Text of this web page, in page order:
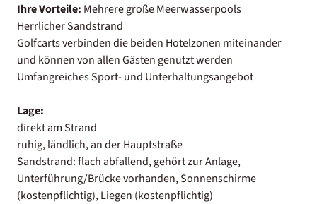
Ihre Vorteile: Mehrere große Meerwasserpools
Herrlicher Sandstrand
Golfcarts verbinden die beiden Hotelzonen miteinander
und können von allen Gästen genutzt werden
Umfangreiches Sport- und Unterhaltungsangebot
Lage:
direkt am Strand
ruhig, ländlich, an der Hauptstraße
Sandstrand: flach abfallend, gehört zur Anlage,
Unterführung/Brücke vorhanden, Sonnenschirme
(kostenpflichtig), Liegen (kostenpflichtig)